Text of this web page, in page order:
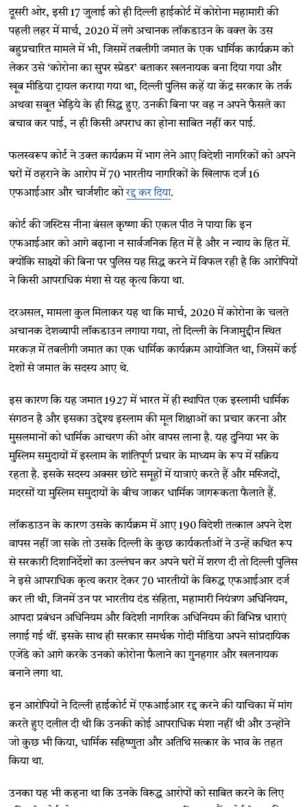
दूसरी ओर, इसी 17 जुलाई को ही दिल्ली हाईकोर्ट में कोरोना महामारी की
पहली लहर में मार्च, 2020 में लगे अचानक लॉकडाउन के वक्त के उस
बहुप्रचारित मामले में भी, जिसमें तबलीगी जमात के एक धार्मिक कार्यक्रम को
लेकर उसे ‘कोरोना का सुपर स्प्रेडर’ बताकर खलनायक बना दिया गया और
खूब मीडिया ट्रायल कराया गया था, दिल्ली पुलिस कहें या केंद्र सरकार के तर्क
अथवा सबूत भेड़िये के ही सिद्ध हुए. उनकी बिना पर वह न अपने फैसले का
बचाव कर पाई, न ही किसी अपराध का होना साबित नहीं कर पाई.
फलस्वरूप कोर्ट ने उक्त कार्यक्रम में भाग लेने आए विदेशी नागरिकों को अपने
घरों में ठहराने के आरोप में 70 भारतीय नागरिकों के खिलाफ दर्ज 16
एफआईआर और चार्जशीट कोरद्द कर दिया.
कोर्ट की जस्टिस नीना बंसल कृष्णा की एकल पीठ ने पाया कि इन
एफआईआर को आगे बढ़ाना न सार्वजनिक हित में है और न न्याय के हित में.
क्योंकि साक्ष्यों की बिना पर पुलिस यह सिद्ध करने में विफल रही है कि आरोपियों
ने किसी आपराधिक मंशा से यह कृत्य किया था.
दरअसल, मामला कुल मिलाकर यह था कि मार्च, 2020 में कोरोना के चलते
अचानक देशव्यापी लॉकडाउन लगाया गया, तो दिल्ली के निजामुद्दीन स्थित
मरकज़ में तबलीगी जमात का एक धार्मिक कार्यक्रम आयोजित था, जिसमें कई
देशों से जमात के सदस्य आए थे.
इस कारण कि यह जमात 1927 में भारत में ही स्थापित एक इस्लामी धार्मिक
संगठन है और इसका उद्देश्य इस्लाम की मूल शिक्षाओं का प्रचार करना और
मुसलमानों को धार्मिक आचरण की ओर वापस लाना है. यह दुनिया भर के
मुस्लिम समुदायों में इस्लाम के शांतिपूर्ण प्रचार के माध्यम के रूप में सक्रिय
रहता है. इसके सदस्य अक्सर छोटे समूहों में यात्राएं करते हैं और मस्जिदों,
मदरसों या मुस्लिम समुदायों के बीच जाकर धार्मिक जागरूकता फैलाते हैं.
लॉकडाउन के कारण उसके कार्यक्रम में आए 190 विदेशी तत्काल अपने देश
वापस नहीं जा सके तो उसके दिल्ली के कुछ कार्यकर्ताओं ने उन्हें कथित रूप
से सरकारी दिशानिर्देशों का उल्लंघन कर अपने घरों में शरण दी तो दिल्ली पुलिस
ने इसे आपराधिक कृत्य करार देकर 70 भारतीयों के विरुद्ध एफआईआर दर्ज
कर ली थी, जिनमें उन पर भारतीय दंड संहिता, महामारी नियंत्रण अधिनियम,
आपदा प्रबंधन अधिनियम और विदेशी नागरिक अधिनियम की विभिन्न धाराएं
लगाई गई थीं. इसके साथ ही सरकार समर्थक गोदी मीडिया अपने सांप्रदायिक
एजेंडे को आगे करके उनको कोरोना फैलाने का गुनहगार और खलनायक
बनाने लगा था.
इन आरोपियों ने दिल्ली हाईकोर्ट में एफआईआर रद्द करने की याचिका में मांग
करते हुए दलील दी थी कि उनकी कोई आपराधिक मंशा नहीं थी और उन्होंने
जो कुछ भी किया, धार्मिक सहिष्णुता और अतिथि सत्कार के भाव के तहत
किया था.
उनका यह भी कहना था कि उनके विरुद्ध आरोपों को साबित करने के लिए